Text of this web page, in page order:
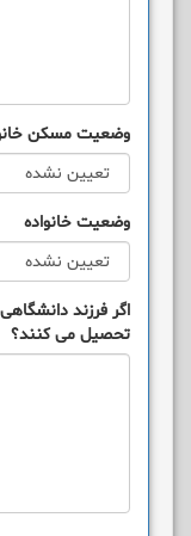
وضعيت مسکن
وضعيت خانواده
اگر فرزند
تحصيل می کنند؟